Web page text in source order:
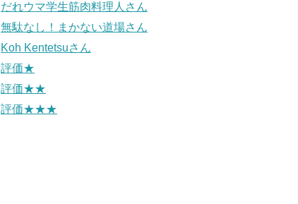
だれウマ学生筋肉料理人さん
無駄なし！まかない道場さん
Koh Kentetsuさん
評価★
評価★★
評価★★★